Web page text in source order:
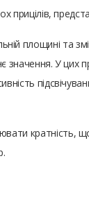
прицілів,
площині та
У цих
кратність,